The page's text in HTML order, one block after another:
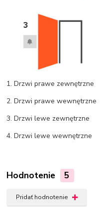
1. Drzwi prawe zewnętrzne
2. Drzwi prawe wewnętrzne
3. Drzwi lewe zewnętrzne
4. Drzwi lewe wewnętrzne
Hodnotenie 5
Pridať hodnotenie